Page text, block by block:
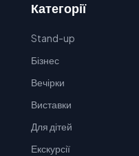
Категорії
Stand-up
Бізнес
Вечірки
Виставки
Для дітей
Екскурсії